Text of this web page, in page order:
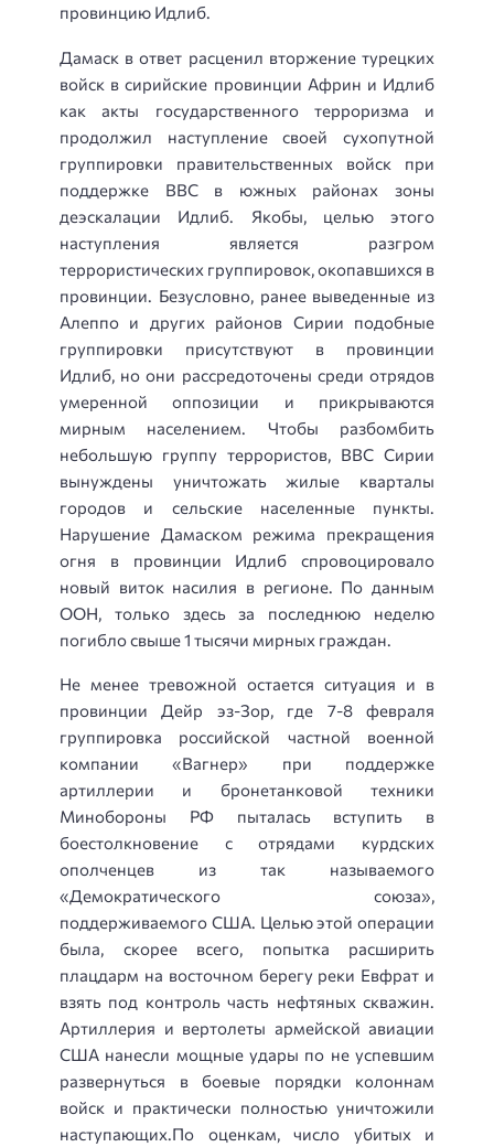
провинцию Идлиб.
Дамаск в ответ расценил вторжение турецких
войск в сирийские провинции Африн и Идлиб
как акты государственного терроризма и
продолжил наступление своей сухопутной
группировки правительственных войск при
поддержке ВВС в южных районах зоны
деэскалации Идлиб. Якобы, целью этого
наступления является разгром
террористических группировок, окопавшихся в
провинции. Безусловно, ранее выведенные из
Алеппо и других районов Сирии подобные
группировки присутствуют в провинции
Идлиб, но они рассредоточены среди отрядов
умеренной оппозиции и прикрываются
мирным населением. Чтобы разбомбить
небольшую группу террористов, ВВС Сирии
вынуждены уничтожать жилые кварталы
городов и сельские населенные пункты.
Нарушение Дамаском режима прекращения
огня в провинции Идлиб спровоцировало
новый виток насилия в регионе. По данным
ООН, только здесь за последнюю неделю
погибло свыше 1 тысячи мирных граждан.
Не менее тревожной остается ситуация и в
провинции Дейр эз-Зор, где 7-8 февраля
группировка российской частной военной
компании «Вагнер» при поддержке
артиллерии и бронетанковой техники
Минобороны РФ пыталась вступить в
боестолкновение с отрядами курдских
ополченцев из так называемого
«Демократического союза»,
поддерживаемого США. Целью этой операции
была, скорее всего, попытка расширить
плацдарм на восточном берегу реки Евфрат и
взять под контроль часть нефтяных скважин.
Артиллерия и вертолеты армейской авиации
США нанесли мощные удары по не успевшим
развернуться в боевые порядки колоннам
войск и практически полностью уничтожили
наступающих.По оценкам, число убитых и